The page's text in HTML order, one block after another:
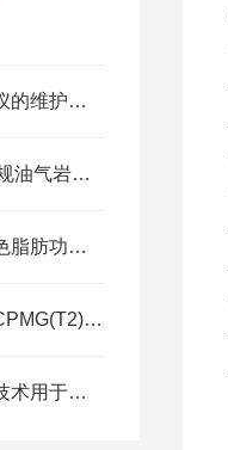
核磁共振成像分析仪的维护与均匀度校准
T2一维分布在非常规油气岩芯分析中的“盲区”
银纳米颗粒抑制米色脂肪功能，促进肥胖
灰水泥白水泥样本CPMG(T2)信号与反演谱
低场时域核磁共振技术用于植物种子/油料作物含油率检测 -大豆含油率检测